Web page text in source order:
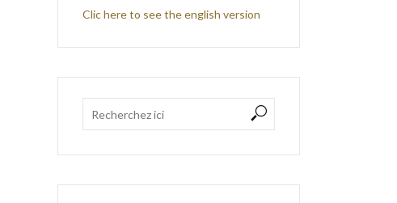
Clic here to see the english version